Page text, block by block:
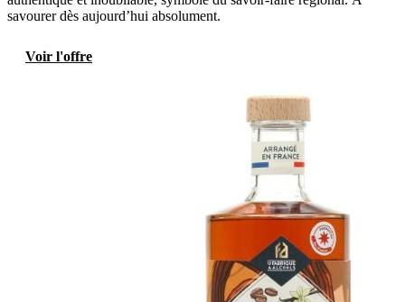
savourer dès aujourd’hui absolument.
Voir l'offre